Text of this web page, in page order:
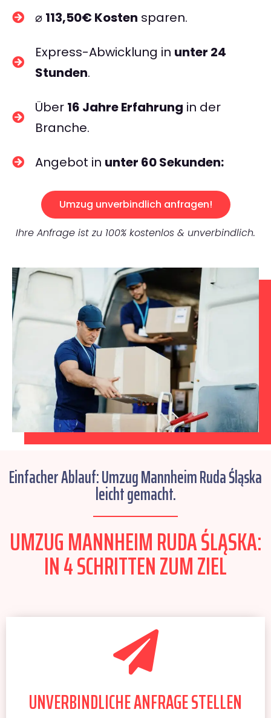
⌀ 113,50€ Kosten sparen.
Express-Abwicklung in unter 24
Stunden.
Über 16 Jahre Erfahrung in der
Branche.
Angebot in unter 60 Sekunden:
Umzug unverbindlich anfragen!
Ihre Anfrage ist zu 100% kostenlos & unverbindlich.
Einfacher Ablauf: Umzug Mannheim Ruda Śląska
leicht gemacht.
UMZUG MANNHEIM RUDA ŚLĄSKA:
IN 4 SCHRITTEN ZUM ZIEL
UNVERBINDLICHE ANFRAGE STELLEN